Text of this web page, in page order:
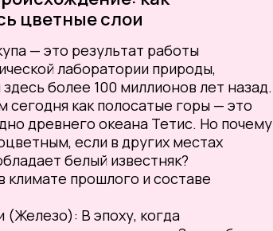
цветные слои
— это результат работы
лаборатории природы,
более 100 миллионов лет назад.
сегодня как полосатые горы — это
древнего океана Тетис. Но почему
если в других местах
белый известняк?
климате прошлого и составе
(Железо): В эпоху, когда